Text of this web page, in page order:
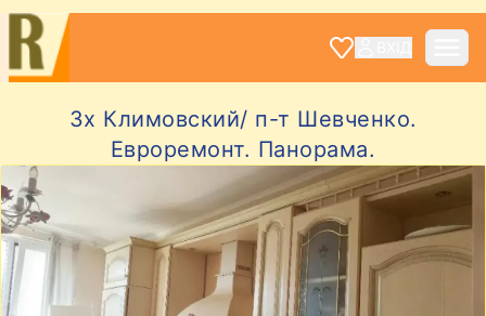
3х Климовский/ п-т Шевченко.
Евроремонт. Панорама.